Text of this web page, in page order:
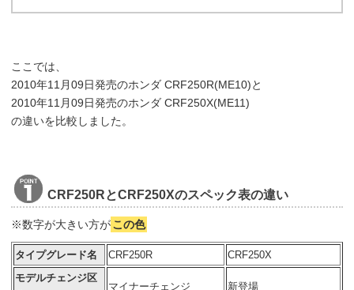
ここでは、
2010年11月09日発売のホンダ CRF250R(ME10)と
2010年11月09日発売のホンダ CRF250X(ME11)
の違いを比較しました。
CRF250RとCRF250Xのスペック表の違い
※数字が大きい方がこの色
タイプグレード名 CRF250R
CRF250X
モデルチェンジ区
マイナーチェンジ 新登場